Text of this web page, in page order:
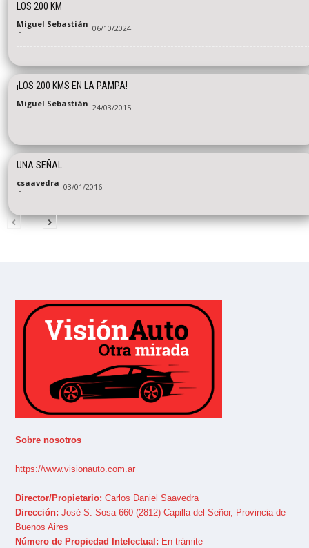
LOS 200 KM
Miguel Sebastián
- 06/10/2024
¡LOS 200 KMS EN LA PAMPA!
Miguel Sebastián
- 24/03/2015
UNA SEÑAL
csaavedra
- 03/01/2016
Sobre nosotros
https://www.visionauto.com.ar
Director/Propietario: Carlos Daniel Saavedra
Dirección: José S. Sosa 660 (2812) Capilla del Señor, Provincia de
Buenos Aires
Número de Propiedad Intelectual: En trámite